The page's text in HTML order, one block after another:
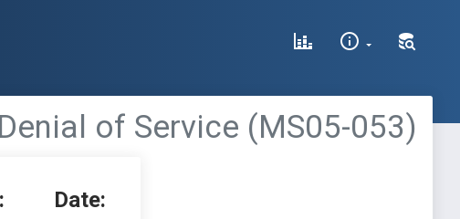
of Service (MS05-053)
Date: